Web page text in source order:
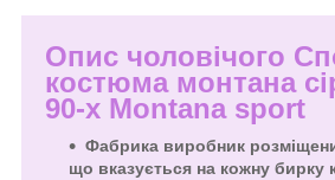
Опис чоловічого
костюма монтана
90-х Montana sport
Фабрика виробник
що вказується на кожну бирку